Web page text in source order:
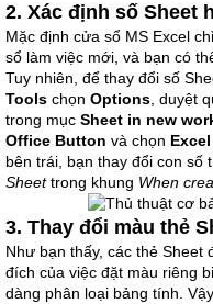
2. Xác định số Sheet
Mặc định cửa sổ MS Excel
sổ làm việc mới, và bạn có
Tuy nhiên, để thay đổi số
Tools chọn Options , duyệt
trong mục Sheet in new
Office Button và chọn
bên trái, bạn thay đổi con số
Sheettrong khung When
3. Thay đổi màu thẻ
Như bạn thấy, các thẻ
đích của việc đặt màu riêng
dàng phân loại bảng tính.